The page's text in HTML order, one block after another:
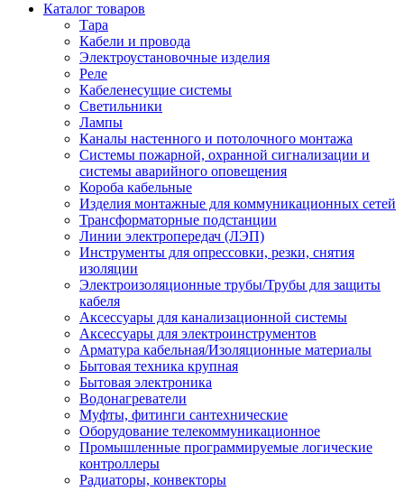
Каталог товаров
Тара
Кабели и провода
Электроустановочные изделия
Реле
Кабеленесущие системы
Светильники
Лампы
Каналы настенного и потолочного монтажа
Системы пожарной, охранной сигнализации и
системы аварийного оповещения
Короба кабельные
Изделия монтажные для коммуникационных сетей
Трансформаторные подстанции
Линии электропередач (ЛЭП)
Инструменты для опрессовки, резки, снятия
изоляции
Электроизоляционные трубы/Трубы для защиты
кабеля
Аксессуары для канализационной системы
Аксессуары для электроинструментов
Арматура кабельная/Изоляционные материалы
Бытовая техника крупная
Бытовая электроника
Водонагреватели
Муфты, фитинги сантехнические
Оборудование телекоммуникационное
Промышленные программируемые логические
контроллеры
Радиаторы, конвекторы